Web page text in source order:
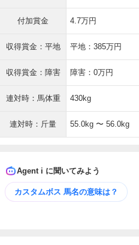
付加賞金 4.7万円
収得賞金：平地 平地：385万円
収得賞金：障害 障害：0万円
連対時：馬体重 430kg
連対時：斤量 55.0kg 〜 56.0kg
Agent i に聞いてみよう
カスタムボス 馬名の意味は？